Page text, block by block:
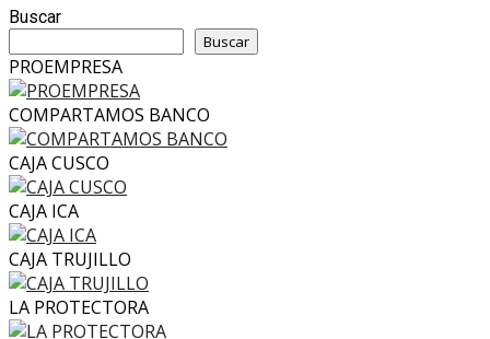
Buscar
Buscar
PROEMPRESA
COMPARTAMOS BANCO
CAJA CUSCO
CAJA ICA
CAJA TRUJILLO
LA PROTECTORA